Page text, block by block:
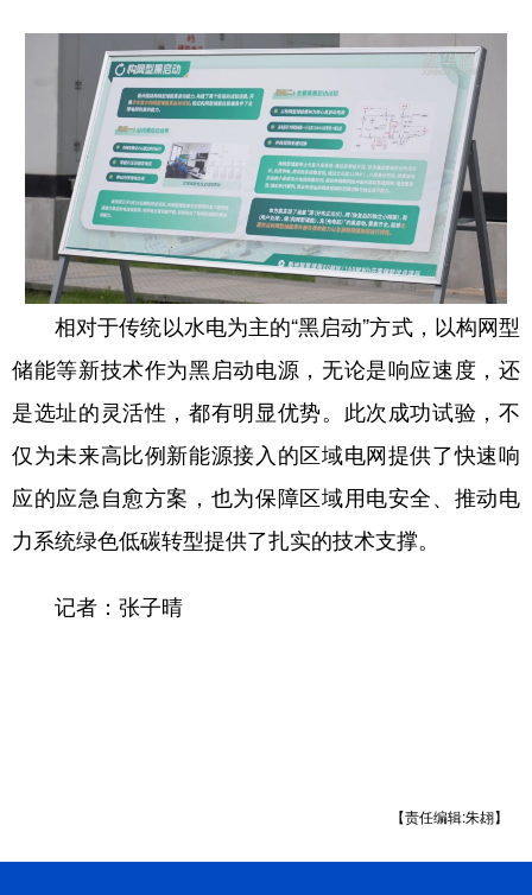
相对于传统以水电为主的“黑启动”方式，以构网型
储能等新技术作为黑启动电源，无论是响应速度，还
是选址的灵活性，都有明显优势。此次成功试验，不
仅为未来高比例新能源接入的区域电网提供了快速响
应的应急自愈方案，也为保障区域用电安全、推动电
力系统绿色低碳转型提供了扎实的技术支撑。
记者：张子晴
【责任编辑:朱翃】